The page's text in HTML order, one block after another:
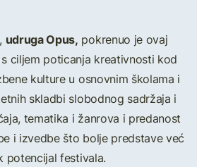
udruga Opus, pokrenuo je ovaj
ciljem poticanja kreativnosti kod
kulture u osnovnim školama i
skladbi slobodnog sadržaja i
tematika i žanrova i predanost
i izvedbe što bolje predstave već
potencijal festivala.